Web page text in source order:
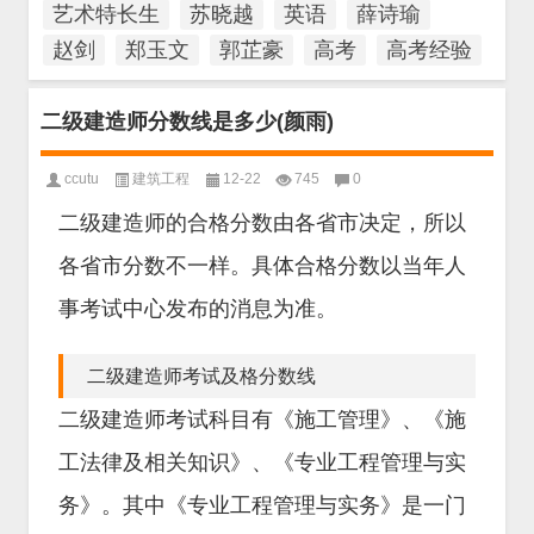
艺术特长生
苏晓越 英语
薛诗瑜
赵剑
郑玉文 郭芷豪 高考 高考经验
二级建造师分数线是多少(颜雨)
ccutu 建筑工程 12-22 745 0
二级建造师的合格分数由各省市决定，所以
各省市分数不一样。具体合格分数以当年人
事考试中心发布的消息为准。
二级建造师考试及格分数线
二级建造师考试科目有《施工管理》、《施
工法律及相关知识》、《专业工程管理与实
务》。其中《专业工程管理与实务》是一门